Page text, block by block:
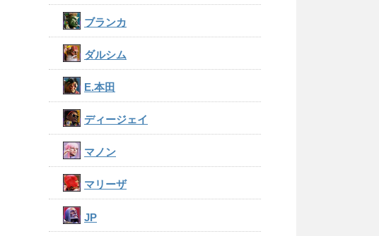
ブランカ
ダルシム
E.本田
ディージェイ
マノン
マリーザ
JP